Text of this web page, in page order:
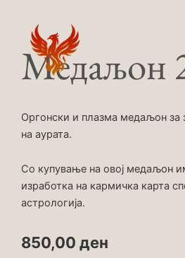
contentМедаљон
Оргонски и плазма медаљон за
на аурата.
Со купување на овој медаљон
изработка на кармичка карта
астрологија.
850,00 ден